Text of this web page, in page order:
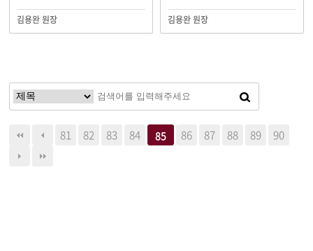
김용완 원장 김용완 원장
81 82 83 84 85 86 87 88 89 90